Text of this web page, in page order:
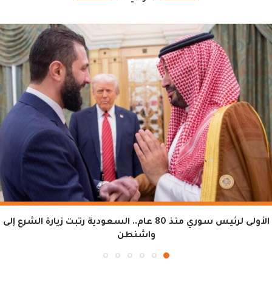
الأولى لرئيس سوري منذ 80 عام.. السعودية رتبت زيارة الشرع إلى
واشنطن